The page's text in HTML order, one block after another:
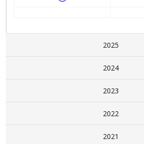
2025
2024
2023
2022
2021